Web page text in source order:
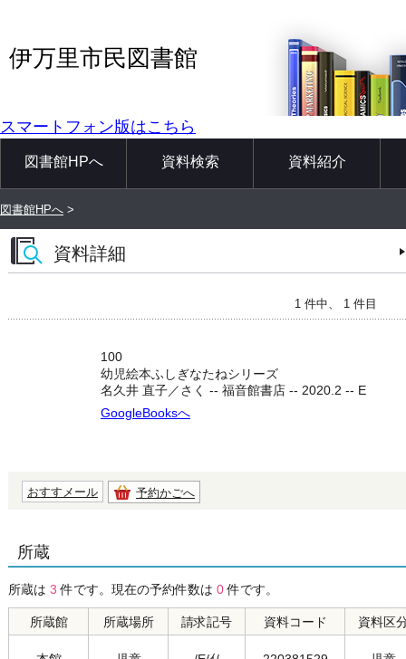
伊万里市民図書館
スマートフォン版はこちら
図書館HPへ 資料検索 資料紹介
図書館HPへ >
資料詳細
1 件中、 1 件目
100
幼児絵本ふしぎなたねシリーズ
名久井 直子／さく -- 福音館書店 -- 2020.2 -- E
GoogleBooksへ
おすすメール 予約かごへ
所蔵
所蔵は 3 件です。現在の予約件数は 0件です。
所蔵館 所蔵場所 請求記号 資料コード 資料区